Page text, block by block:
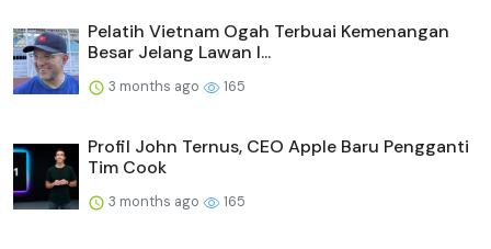
Pelatih Vietnam Ogah Terbuai Kemenangan
Besar Jelang Lawan I...
3 months ago 165
Profil John Ternus, CEO Apple Baru Pengganti
Tim Cook
3 months ago 165